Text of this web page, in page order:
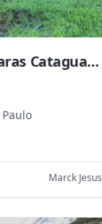
Catagua,
Paulo
Marck Jesus